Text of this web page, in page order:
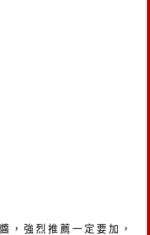
，強烈推薦一定要加，